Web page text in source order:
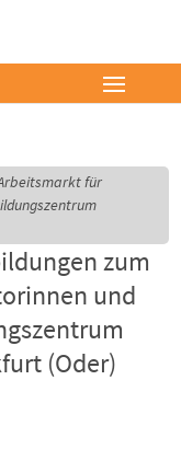
für
zum
und
(Oder)